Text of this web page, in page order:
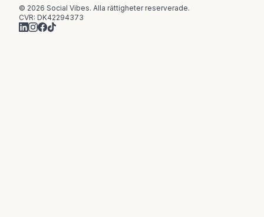
© 2026 Social Vibes. Alla rättigheter reserverade.
CVR: DK42294373